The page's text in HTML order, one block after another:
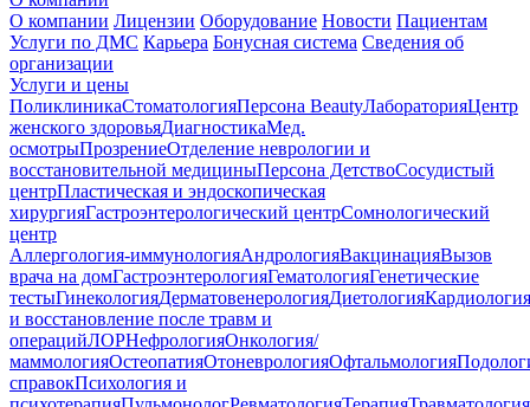
О компании Лицензии Оборудование Новости Пациентам
Услуги по ДМС Карьера Бонусная система Сведения об
организации
Услуги и цены
ПоликлиникаСтоматологияПерсона BeautyЛабораторияЦентр
женского здоровьяДиагностикаМед.
осмотрыПрозрениеОтделение неврологии и
восстановительной медициныПерсона ДетствоСосудистый
центрПластическая и эндоскопическая
хирургияГастроэнтерологический центрСомнологический
центр
Аллергология-иммунологияАндрологияВакцинацияВызов
врача на домГастроэнтерологияГематологияГенетические
тестыГинекологияДерматовенерологияДиетологияКардиология
и восстановление после травм и
операцийЛОРНефрологияОнкология/
маммологияОстеопатияОтоневрологияОфтальмология
справокПсихология и